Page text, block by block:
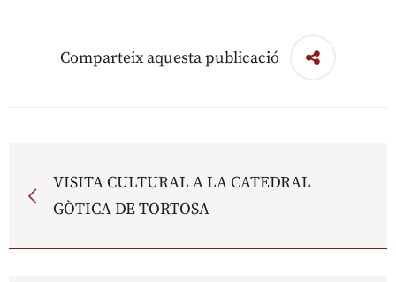
Comparteix aquesta publicació
VISITA CULTURAL A LA CATEDRAL
GÒTICA DE TORTOSA